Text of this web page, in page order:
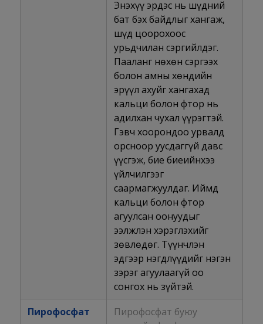
Энэхүү эрдэс нь шүдний
бат бэх байдлыг хангаж,
шүд цоорохоос
урьдчилан сэргийлдэг.
Пааланг нөхөн сэргээх
болон амны хөндийн
эрүүл ахуйг хангахад
кальци болон фтор нь
адилхан чухал үүрэгтэй.
Гэвч хоорондоо урвалд
орсноор уусдаггүй давс
үүсгэж, бие биеийнхээ
үйлчилгээг
саармагжуулдаг. Иймд
кальци болон фтор
агуулсан оонуудыг
ээлжлэн хэрэглэхийг
зөвлөдөг. Түүнчлэн
эдгээр нэгдлүүдийг нэгэн
зэрэг агуулаагүй оо
сонгох нь зүйтэй.
Пирофосфат
Пирофосфат буюу